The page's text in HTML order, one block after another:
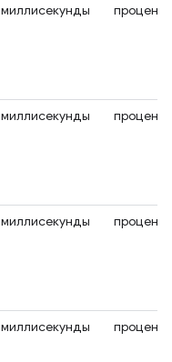
миллисекунды
миллисекунды
миллисекунды
миллисекунды